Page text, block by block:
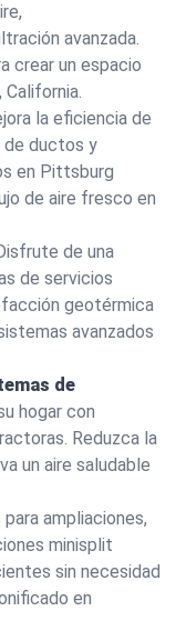
avanzada.
crear un espacio
la eficiencia de
de ductos y
en Pittsburg
de aire fresco en
de una
de servicios
geotérmica
avanzados
de
hogar con
Reduzca la
un aire saludable
ampliaciones,
minisplit
sin necesidad
en